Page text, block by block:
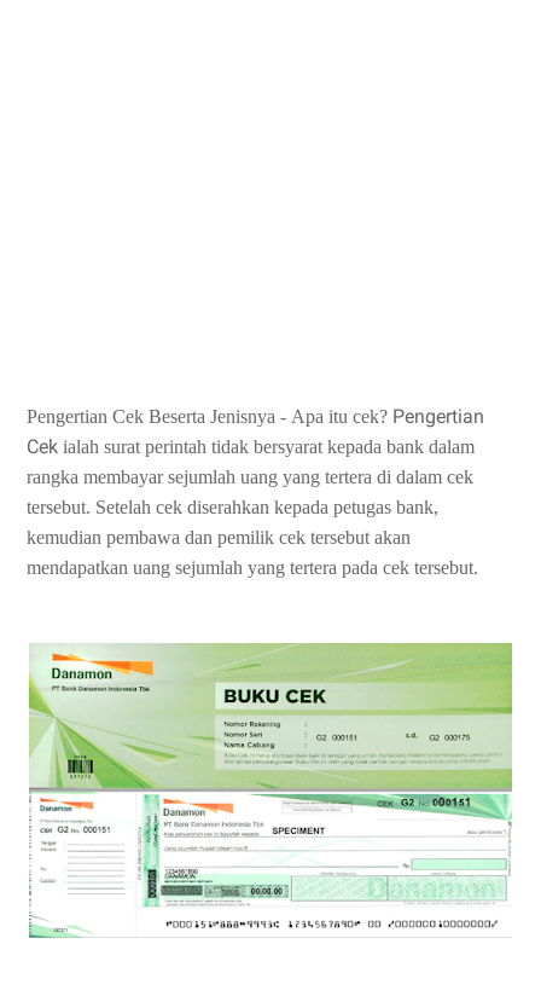
Pengertian Cek Beserta Jenisnya - Apa itu cek? Pengertian
Cek ialah surat perintah tidak bersyarat kepada bank dalam
rangka membayar sejumlah uang yang tertera di dalam cek
tersebut. Setelah cek diserahkan kepada petugas bank,
kemudian pembawa dan pemilik cek tersebut akan
mendapatkan uang sejumlah yang tertera pada cek tersebut.